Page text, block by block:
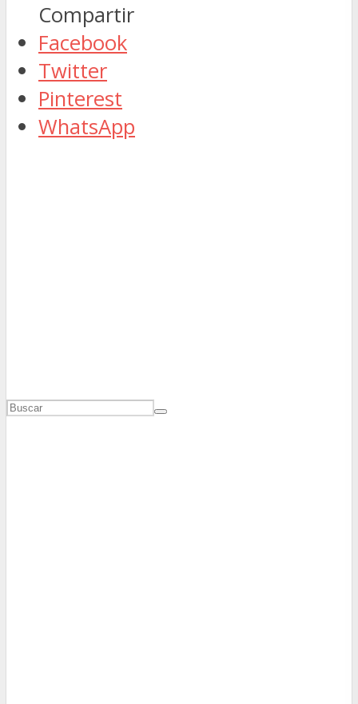
Compartir
Facebook
Twitter
Pinterest
WhatsApp